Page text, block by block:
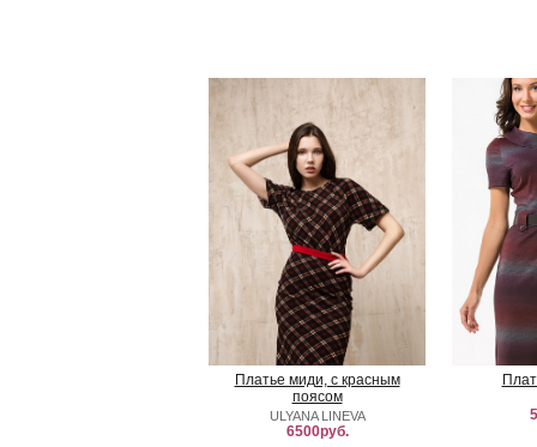
Платье миди, с красным
поясом
ULYANA LINEVA
6500руб.